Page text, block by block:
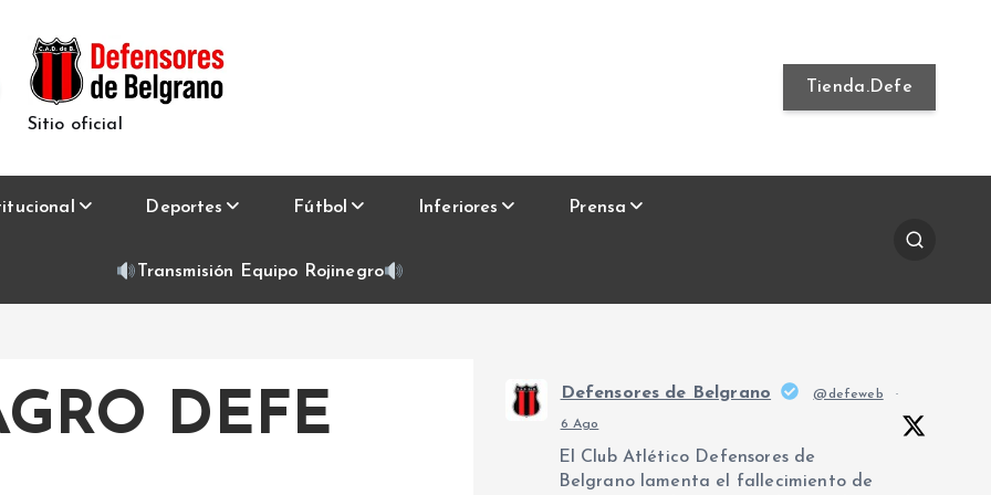
Sitio oficial
Tienda.Defe
Deportes Fútbol Inferiores Prensa
Transmisión Equipo Rojinegro
DEFE Defensores de Belgrano @defeweb ·
6 Ago
El Club Atlético Defensores de
Belgrano lamenta el fallecimiento de